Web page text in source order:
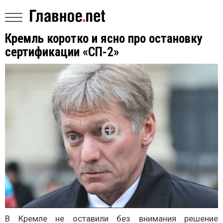
Кремль коротко и ясно про остановку
сертификации «СП-2»
В Кремле не оставили без внимания решение